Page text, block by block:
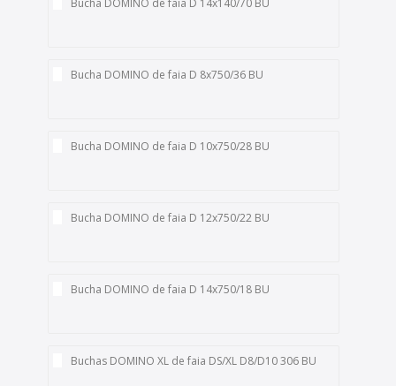
Bucha DOMINO de faia D 8x750/36 BU
Bucha DOMINO de faia D 10x750/28 BU
Bucha DOMINO de faia D 12x750/22 BU
Bucha DOMINO de faia D 14x750/18 BU
Buchas DOMINO XL de faia DS/XL D8/D10 306 BU